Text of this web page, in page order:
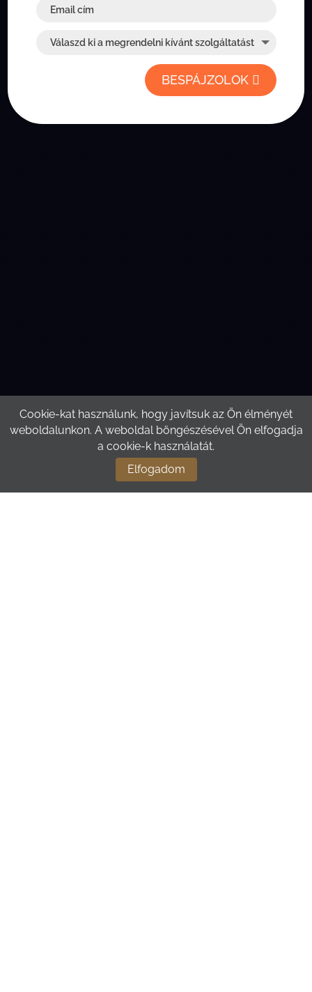
BESPÁJZOLOK
Cookie-kat használunk, hogy javítsuk az Ön élményét
weboldalunkon. A weboldal böngészésével Ön elfogadja
a cookie-k használatát.
Elfogadom